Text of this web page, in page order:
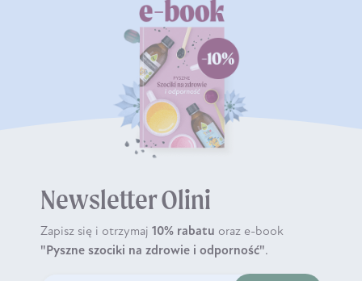
Newsletter Olini
Zapisz się i otrzymaj 10% rabatu oraz e-book
"Pyszne szociki na zdrowie i odporność".